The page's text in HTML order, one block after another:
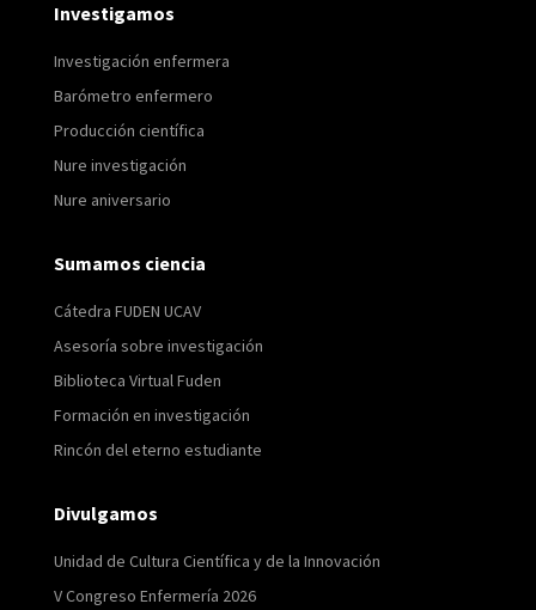
Investigamos
Investigación enfermera
Barómetro enfermero
Producción científica
Nure investigación
Nure aniversario
Sumamos ciencia
Cátedra FUDEN UCAV
Asesoría sobre investigación
Biblioteca Virtual Fuden
Formación en investigación
Rincón del eterno estudiante
Divulgamos
Unidad de Cultura Científica y de la Innovación
V Congreso Enfermería 2026